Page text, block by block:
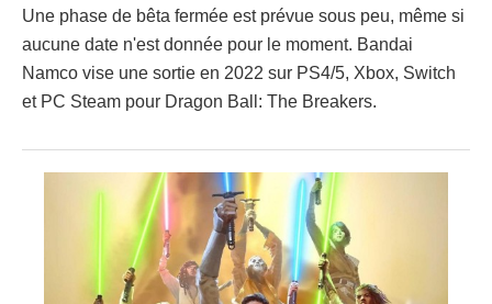
Une phase de bêta fermée est prévue sous peu, même si
aucune date n'est donnée pour le moment. Bandai
Namco vise une sortie en 2022 sur PS4/5, Xbox, Switch
et PC Steam pour Dragon Ball: The Breakers.